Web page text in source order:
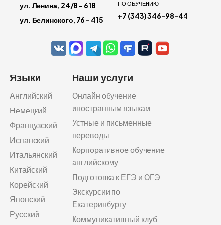
ул. Ленина, 24/8 - 618
ул. Белинского, 76 - 415
ПО ОБУЧЕНИЮ
+7 (343) 346-98-44
Языки
Английский
Немецкий
Французский
Испанский
Итальянский
Китайский
Корейский
Японский
Русский
Наши услуги
Онлайн обучение
иностранным языкам
Устные и письменные
переводы
Корпоративное обучение
английскому
Подготовка к ЕГЭ и ОГЭ
Экскурсии по
Екатеринбургу
Коммуникативный клуб